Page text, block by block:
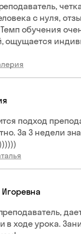
с нуля,
обучения
ощущается
подход
За 3 недели
в ходе урока.